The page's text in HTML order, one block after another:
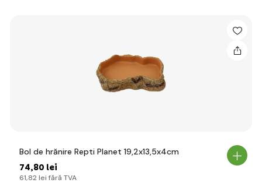
Bol de hrănire Repti Planet 19,2x13,5x4cm
74,80 lei
61,82 lei fără TVA